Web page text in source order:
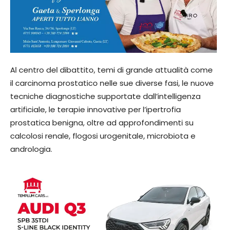
Al centro del dibattito, temi di grande attualità come
il carcinoma prostatico nelle sue diverse fasi, le nuove
tecniche diagnostiche supportate dall’intelligenza
artificiale, le terapie innovative per l’ipertrofia
prostatica benigna, oltre ad approfondimenti su
calcolosi renale, flogosi urogenitale, microbiota e
andrologia.